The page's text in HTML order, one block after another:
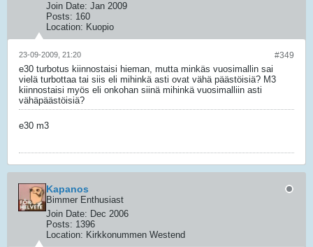
Join Date: Jan 2009
Posts: 160
Location: Kuopio
#349
23-09-2009, 21:20
e30 turbotus kiinnostaisi hieman, mutta minkäs vuosimallin sai
vielä turbottaa tai siis eli mihinkä asti ovat vähä päästöisiä? M3
kiinnostaisi myös eli onkohan siinä mihinkä vuosimalliin asti
vähäpäästöisiä?
e30 m3
Kapanos
Bimmer Enthusiast
Join Date: Dec 2006
Posts: 1396
Location: Kirkkonummen Westend